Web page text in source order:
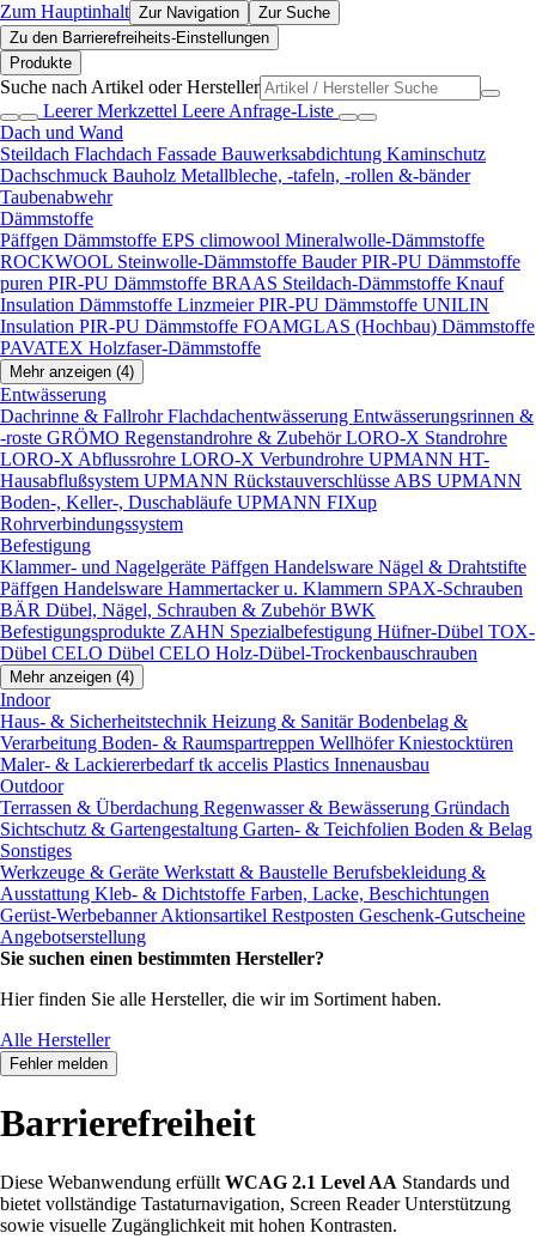
Zum Hauptinhalt Zur Navigation
Zur Suche
Zu den Barrierefreiheits-Einstellungen
Produkte
Suche nach Artikel oder Hersteller
Leerer Merkzettel Leere Anfrage-Liste
Dach und Wand
Steildach Flachdach Fassade Bauwerksabdichtung Kaminschutz
Dachschmuck Bauholz Metallbleche, -tafeln, -rollen &-bänder
Taubenabwehr
Dämmstoffe
Päffgen Dämmstoffe EPS climowool Mineralwolle-Dämmstoffe
ROCKWOOL Steinwolle-Dämmstoffe Bauder PIR-PU Dämmstoffe
puren PIR-PU Dämmstoffe BRAAS Steildach-Dämmstoffe Knauf
Insulation Dämmstoffe Linzmeier PIR-PU Dämmstoffe UNILIN
Insulation PIR-PU Dämmstoffe FOAMGLAS (Hochbau) Dämmstoffe
PAVATEX Holzfaser-Dämmstoffe
Mehr anzeigen (4)
Entwässerung
Dachrinne & FallrohrFlachdachentwässerung Entwässerungsrinnen &
-roste GRÖMO Regenstandrohre & ZubehörLORO-X Standrohre
LORO-X Abflussrohre LORO-X Verbundrohre UPMANN HT-
Hausabflußsystem UPMANN Rückstauverschlüsse ABS UPMANN
Boden-, Keller-, Duschabläufe UPMANN FIXup
Rohrverbindungssystem
Befestigung
Klammer- und Nagelgeräte Päffgen Handelsware Nägel & Drahtstifte
Päffgen Handelsware Hammertacker u. Klammern SPAX-Schrauben
BÄR Dübel, Nägel, Schrauben & ZubehörBWK
Befestigungsprodukte ZAHN Spezialbefestigung Hüfner-Dübel TOX-
Dübel CELO Dübel CELO Holz-Dübel-Trockenbauschrauben
Mehr anzeigen (4)
Indoor
Haus- & Sicherheitstechnik Heizung & SanitärBodenbelag &
Verarbeitung Boden- & Raumspartreppen Wellhöfer Kniestocktüren
Maler- & Lackiererbedarftk accelis Plastics Innenausbau
Outdoor
Terrassen & Überdachung Regenwasser & Bewässerung Gründach
Sichtschutz & Gartengestaltung Garten- & Teichfolien Boden & Belag
Sonstiges
Werkzeuge & Geräte Werkstatt & Baustelle Berufsbekleidung &
Ausstattung Kleb- & Dichtstoffe Farben, Lacke, Beschichtungen
Gerüst-WerbebannerAktionsartikel Restposten Geschenk-Gutscheine
Angebotserstellung
Sie suchen einen bestimmten Hersteller?
Hier finden Sie alle Hersteller, die wir im Sortiment haben.
Alle Hersteller
Fehler melden
Barrierefreiheit
Diese Webanwendung erfüllt WCAG 2.1 Level AA Standards und
bietet vollständige Tastaturnavigation, Screen Reader Unterstützung
sowie visuelle Zugänglichkeit mit hohen Kontrasten.